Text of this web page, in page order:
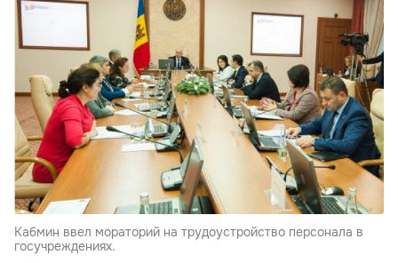
Кабмин ввел мораторий на трудоустройство персонала в
госучреждениях.